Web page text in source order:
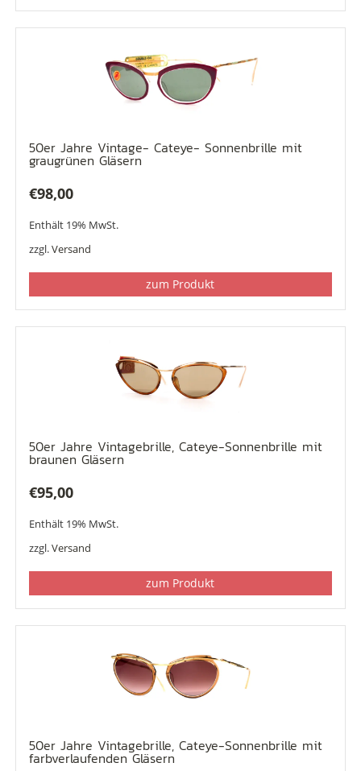
50er Jahre Vintage- Cateye- Sonnenbrille mit
graugrünen Gläsern
€98,00
Enthält 19% MwSt.
zzgl.Versand
zum Produkt
50er Jahre Vintagebrille, Cateye-Sonnenbrille mit
braunen Gläsern
€95,00
Enthält 19% MwSt.
zzgl.Versand
zum Produkt
50er Jahre Vintagebrille, Cateye-Sonnenbrille mit
farbverlaufenden Gläsern